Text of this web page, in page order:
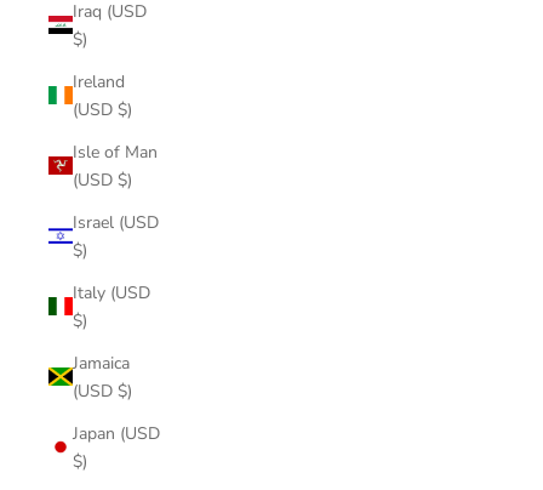
Iraq (USD
$)
Ireland
(USD $)
Isle of Man
(USD $)
Israel (USD
$)
Italy (USD
$)
Jamaica
(USD $)
Japan (USD
$)